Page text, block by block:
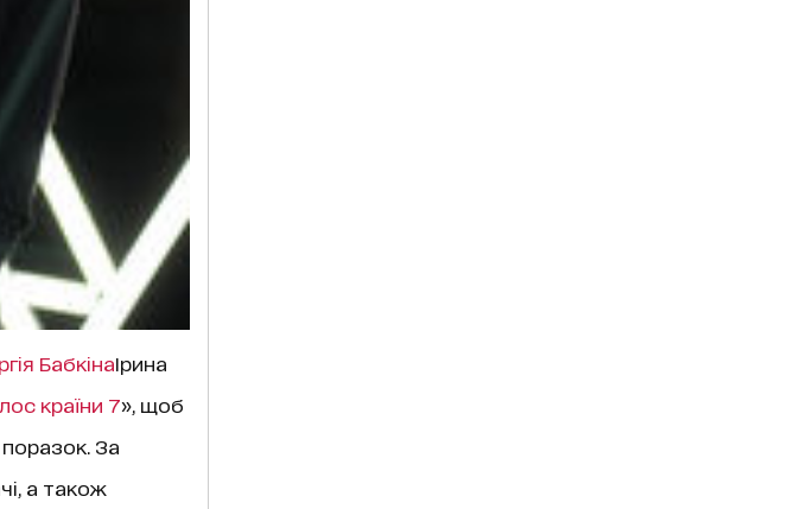
БабкінаІрина
країни 7», щоб
За
а також